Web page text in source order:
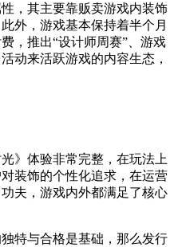
，其主要靠贩卖游戏内装饰
外，游戏基本保持着半个月
，推出“设计师周赛”、游戏
动来活跃游戏的内容生态，
》体验非常完整，在玩法上
装饰的个性化追求，在运营
夫，游戏内外都满足了核心
特与合格是基础，那么发行